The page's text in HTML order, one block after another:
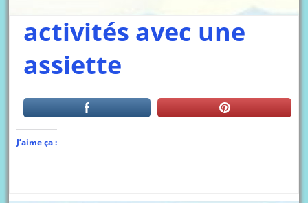
activités avec une
assiette
J’aime ça :